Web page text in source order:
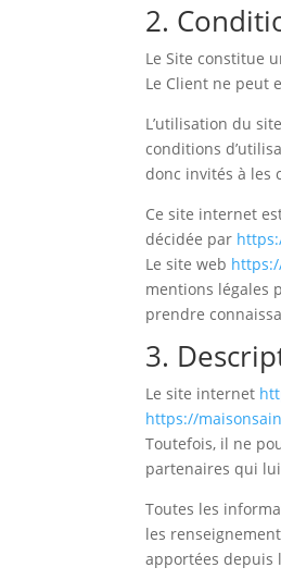
2.
Le Site constitue
Le Client ne peut
L’utilisation du site
conditions
donc invités à les
Ce site internet
décidée par
Le site web
mentions légales
prendre
3.
Le site internet
https://
Toutefois, il ne
partenaires qui
Toutes les
les
apportées depuis